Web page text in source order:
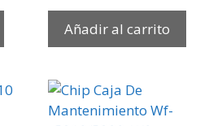
Añadir al carrito